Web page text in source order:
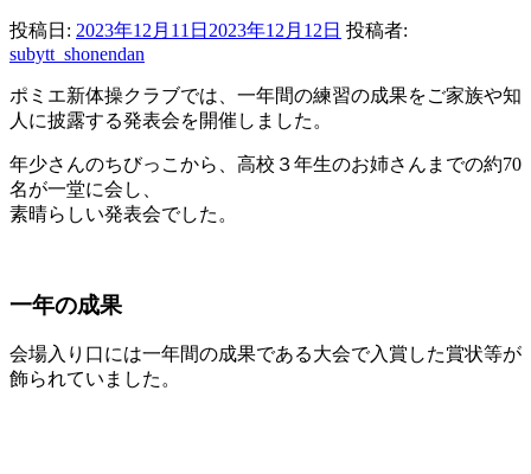
投稿日: 2023年12月11日 2023年12月12日 投稿者:
subytt_shonendan
ポミエ新体操クラブでは、一年間の練習の成果をご家族や知
人に披露する発表会を開催しました。
年少さんのちびっこから、高校３年生のお姉さんまでの約70
名が一堂に会し、
素晴らしい発表会でした。
一年の成果
会場入り口には一年間の成果である大会で入賞した賞状等が
飾られていました。